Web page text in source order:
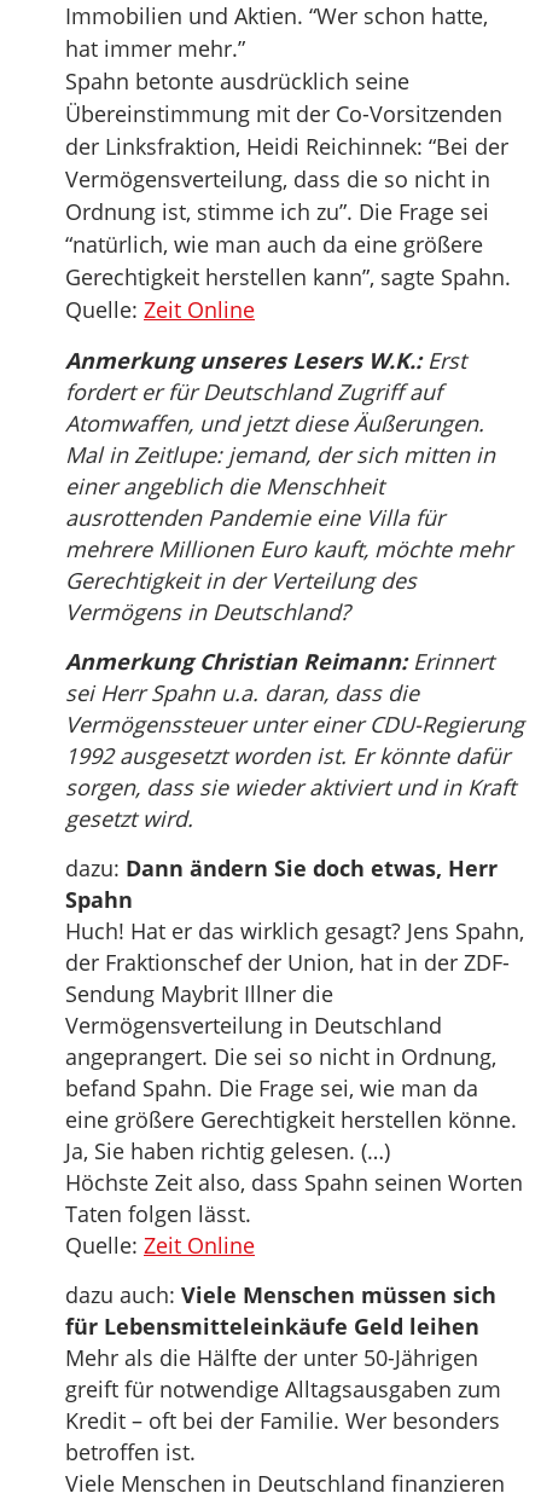
Immobilien und Aktien. “Wer schon hatte,
hat immer mehr.”
Spahn betonte ausdrücklich seine
Übereinstimmung mit der Co-Vorsitzenden
der Linksfraktion, Heidi Reichinnek: “Bei der
Vermögensverteilung, dass die so nicht in
Ordnung ist, stimme ich zu”. Die Frage sei
“natürlich, wie man auch da eine größere
Gerechtigkeit herstellen kann”, sagte Spahn.
Quelle: Zeit Online
Anmerkung unseres Lesers W.K.:Erst
fordert er für Deutschland Zugriff auf
Atomwaffen, und jetzt diese Äußerungen.
Mal in Zeitlupe: jemand, der sich mitten in
einer angeblich die Menschheit
ausrottenden Pandemie eine Villa für
mehrere Millionen Euro kauft, möchte mehr
Gerechtigkeit in der Verteilung des
Vermögens in Deutschland?
Anmerkung Christian Reimann:Erinnert
sei Herr Spahn u.a. daran, dass die
Vermögenssteuer unter einer CDU-Regierung
1992 ausgesetzt worden ist. Er könnte dafür
sorgen, dass sie wieder aktiviert und in Kraft
gesetzt wird.
dazu: Dann ändern Sie doch etwas, Herr
Spahn
Huch! Hat er das wirklich gesagt? Jens Spahn,
der Fraktionschef der Union, hat in der ZDF-
Sendung Maybrit Illner die
Vermögensverteilung in Deutschland
angeprangert. Die sei so nicht in Ordnung,
befand Spahn. Die Frage sei, wie man da
eine größere Gerechtigkeit herstellen könne.
Ja, Sie haben richtig gelesen. (…)
Höchste Zeit also, dass Spahn seinen Worten
Taten folgen lässt.
Quelle: Zeit Online
dazu auch: Viele Menschen müssen sich
für Lebensmitteleinkäufe Geld leihen
Mehr als die Hälfte der unter 50-Jährigen
greift für notwendige Alltagsausgaben zum
Kredit – oft bei der Familie. Wer besonders
betroffen ist.
Viele Menschen in Deutschland finanzieren